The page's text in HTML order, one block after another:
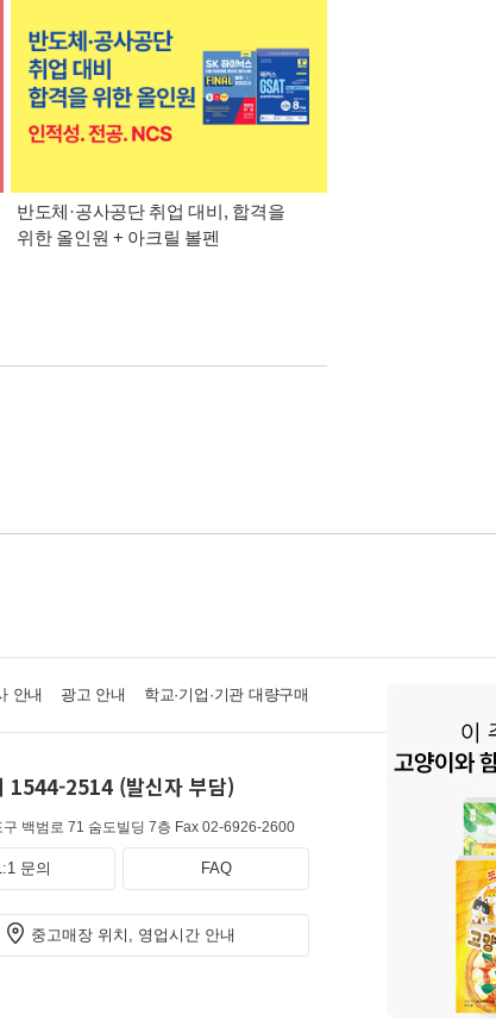
반도체·공사공단 취업 대비, 합격을
위한 올인원 + 아크릴 볼펜
안내 광고 안내 학교·기업·기관 대량구매
1544-2514 (발신자 부담)
백범로 71 숨도빌딩 7층 Fax 02-6926-2600
문의 FAQ
중고매장 위치, 영업시간 안내